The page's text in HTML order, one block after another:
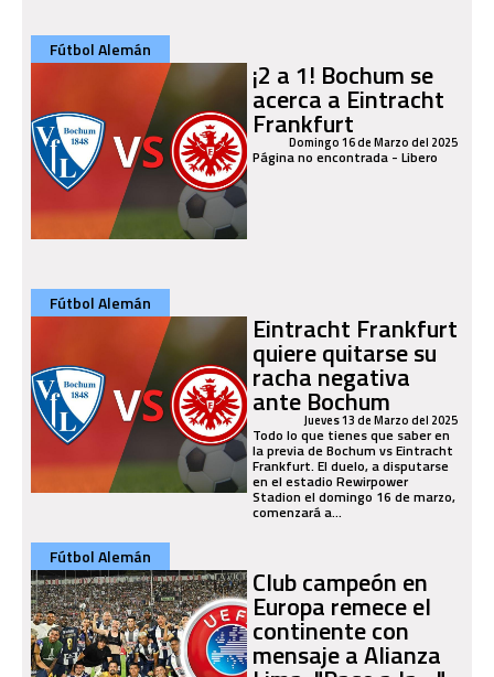
Fútbol Alemán
¡2 a 1! Bochum se
acerca a Eintracht
Frankfurt
Domingo 16 de Marzo del 2025
Página no encontrada - Libero
Fútbol Alemán
Eintracht Frankfurt
quiere quitarse su
racha negativa
ante Bochum
Jueves 13 de Marzo del 2025
Todo lo que tienes que saber en
la previa de Bochum vs Eintracht
Frankfurt. El duelo, a disputarse
en el estadio Rewirpower
Stadion el domingo 16 de marzo,
comenzará a...
Fútbol Alemán
Club campeón en
Europa remece el
continente con
mensaje a Alianza